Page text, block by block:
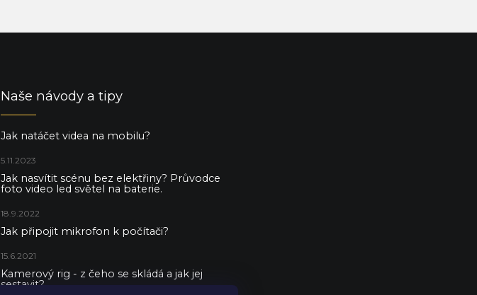
Naše návody a tipy
Jak natáčet videa na mobilu?
5.11.2023
Jak nasvítit scénu bez elektřiny? Průvodce
foto video led světel na baterie.
18.9.2022
Jak připojit mikrofon k počítači?
15.6.2021
Kamerový rig - z čeho se skládá a jak jej
sestavit?